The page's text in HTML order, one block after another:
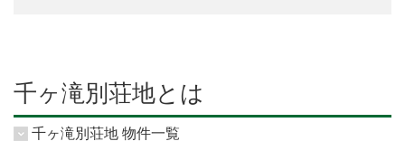
千ヶ滝別荘地とは
千ヶ滝別荘地 物件一覧